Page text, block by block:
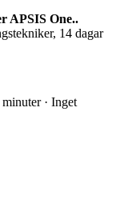
APSIS One..
14 dagar
· Inget